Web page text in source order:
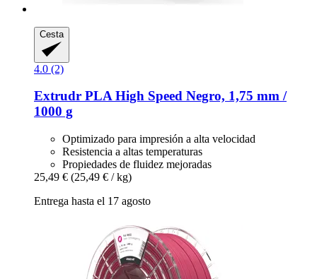
Cesta
4.0 (2)
Extrudr PLA High Speed Negro, 1,75 mm /
1000 g
Optimizado para impresión a alta velocidad
Resistencia a altas temperaturas
Propiedades de fluidez mejoradas
25,49 € (25,49 € / kg)
Entrega hasta el 17 agosto